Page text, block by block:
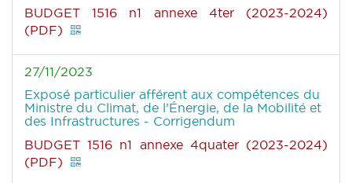
BUDGET 1516 n1 annexe 4ter (2023-2024)
(PDF)
27/11/2023
Exposé particulier afférent aux compétences du
Ministre du Climat, de l’Énergie, de la Mobilité et
des Infrastructures - Corrigendum
BUDGET 1516 n1 annexe 4quater (2023-2024)
(PDF)